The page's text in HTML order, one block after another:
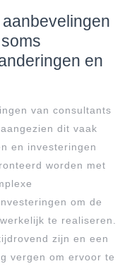
en
van consultants
dit vaak
en investeringen
worden met
om de
te realiseren.
zijn en een
vergen om ervoor te